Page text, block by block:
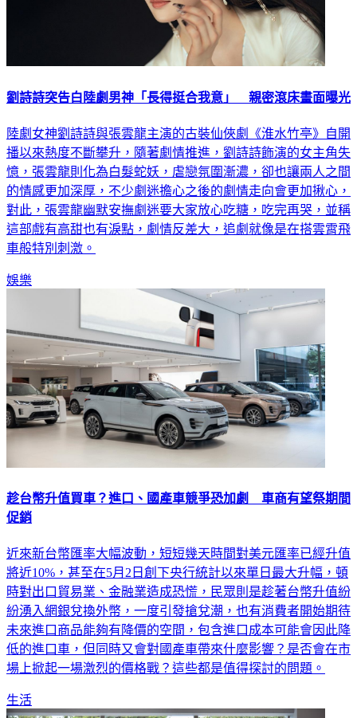
劉詩詩突告白陸劇男神「長得挺合我意」 親密滾床畫面曝光
陸劇女神劉詩詩與張雲龍主演的古裝仙俠劇《淮水竹亭》自開
播以來熱度不斷攀升，隨著劇情推進，劉詩詩飾演的女主角失
憶，張雲龍則化為白髮蛇妖，虐戀氛圍漸濃，卻也讓兩人之間
的情感更加深厚，不少劇迷擔心之後的劇情走向會更加揪心，
對此，張雲龍幽默安撫劇迷要大家放心吃糖，吃完再哭，並稱
這部戲有高甜也有淚點，劇情反差大，追劇就像是在搭雲霄飛
車般特別刺激。
娛樂
趁台幣升值買車？進口、國產車競爭恐加劇 車商有望祭期間
促銷
近來新台幣匯率大幅波動，短短幾天時間對美元匯率已經升值
將近10%，甚至在5月2日創下央行統計以來單日最大升幅，頓
時對出口貿易業、金融業造成恐慌，民眾則是趁著台幣升值紛
紛湧入網銀兌換外幣，一度引發搶兌潮，也有消費者開始期待
未來進口商品能夠有降價的空間，包含進口成本可能會因此降
低的進口車，但同時又會對國產車帶來什麼影響？是否會在市
場上掀起一場激烈的價格戰？這些都是值得探討的問題。
生活